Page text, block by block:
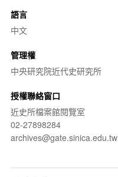
語言
中文
管理權
中央研究院近代史研究所
授權聯絡窗口
近史所檔案館閱覽室
02-27898284
archives@gate.sinica.edu.tw